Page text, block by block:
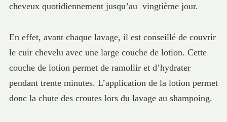
cheveux quotidiennement jusqu’au vingtième jour.
En effet, avant chaque lavage, il est conseillé de couvrir
le cuir chevelu avec une large couche de lotion. Cette
couche de lotion permet de ramollir et d’hydrater
pendant trente minutes. L’application de la lotion permet
donc la chute des croutes lors du lavage au shampoing.